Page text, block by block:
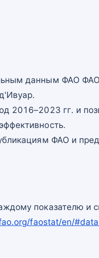
данным ФАО
2016–2023 гг. и
ФАО и
показателю и
faostat/en/